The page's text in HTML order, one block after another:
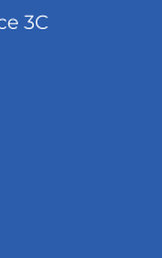
3C